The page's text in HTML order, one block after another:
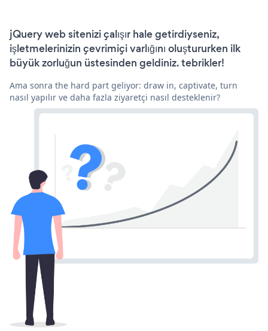
jQuery web sitenizi çalışır hale getirdiyseniz,
işletmelerinizin çevrimiçi varlığını oluştururken ilk
büyük zorluğun üstesinden geldiniz. tebrikler!
Ama sonra the hard part geliyor: draw in, captivate, turn
nasıl yapılır ve daha fazla ziyaretçi nasıl desteklenir?